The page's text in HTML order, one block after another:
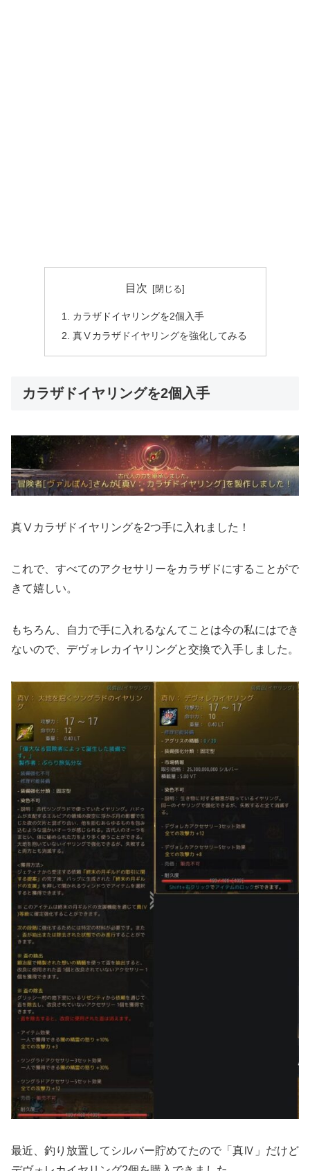
目次
カラザドイヤリングを2個入手
真Ⅴカラザドイヤリングを強化してみる
カラザドイヤリングを2個入手
真Ⅴカラザドイヤリングを2つ手に入れました！
これで、すべてのアクセサリーをカラザドにすることがで
きて嬉しい。
もちろん、自力で手に入れるなんてことは今の私にはでき
ないので、デヴォレカイヤリングと交換で入手しました。
最近、釣り放置してシルバー貯めてたので「真Ⅳ」だけど